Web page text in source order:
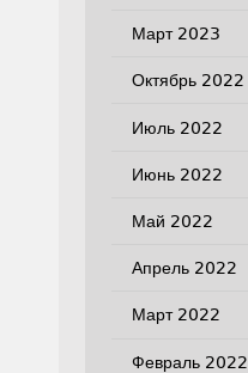
Март 2023
Октябрь 2022
Июль 2022
Июнь 2022
Май 2022
Апрель 2022
Март 2022
Февраль 2022